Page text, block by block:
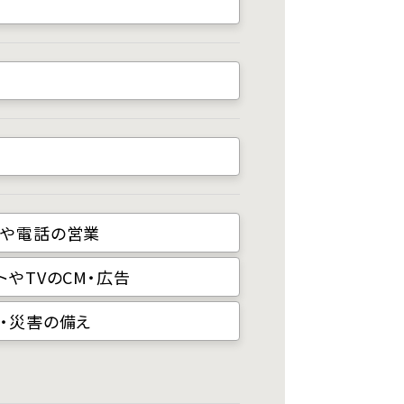
電話の営業
やTVのCM・広告
災害の備え